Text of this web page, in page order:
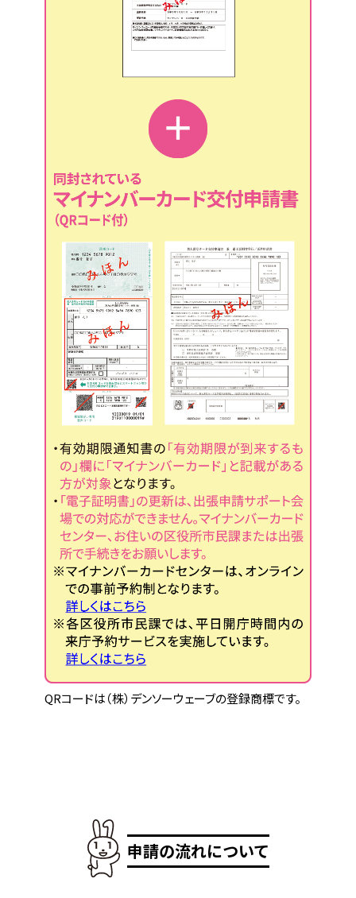
QRコードは（株）デンソーウェーブの登録商標です。
申請の流れについて